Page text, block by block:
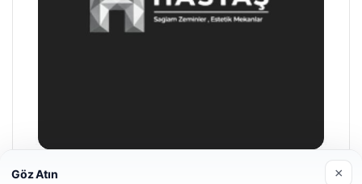
Göz Atın ×